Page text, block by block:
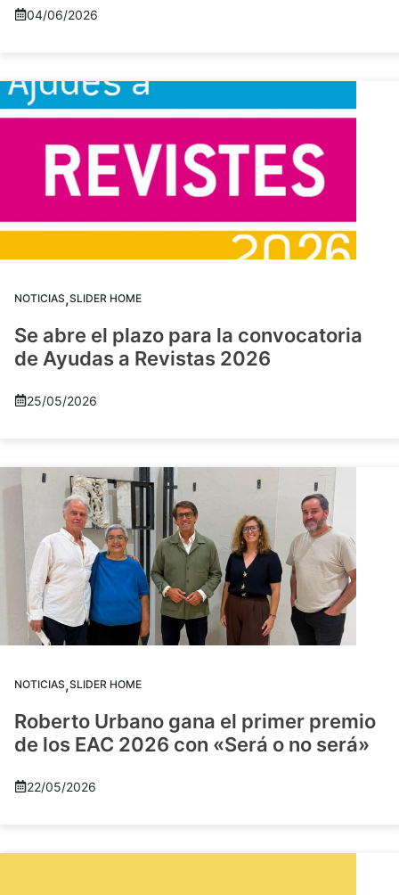
04/06/2026
NOTICIAS,SLIDER HOME
Se abre el plazo para la convocatoria
de Ayudas a Revistas 2026
25/05/2026
NOTICIAS,SLIDER HOME
Roberto Urbano gana el primer premio
de los EAC 2026 con «Será o no será»
22/05/2026